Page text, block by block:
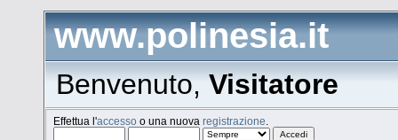
www.polinesia.it
Benvenuto,Visitatore
Effettua l'accesso o una nuovaregistrazione